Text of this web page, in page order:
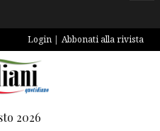
Login Abbonati alla rivista
2026